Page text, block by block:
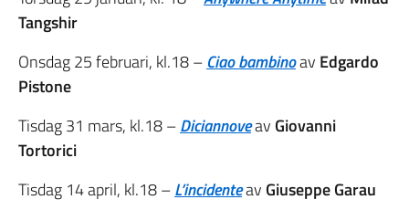
Tangshir
Onsdag 25 februari, kl.18 –Ciao bambinoav Edgardo
Pistone
Tisdag 31 mars, kl.18 –Diciannoveav Giovanni
Tortorici
Tisdag 14 april, kl.18 –L’incidenteav Giuseppe Garau